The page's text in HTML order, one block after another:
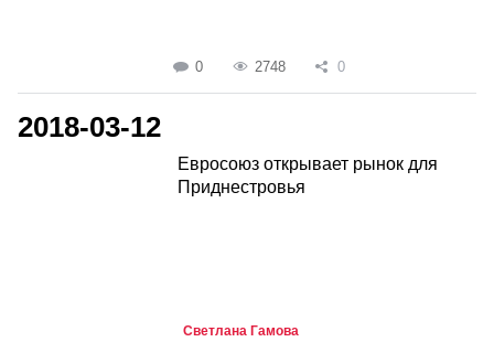
0 2748 0
2018-03-12
Евросоюз открывает рынок для
Приднестровья
Светлана Гамова